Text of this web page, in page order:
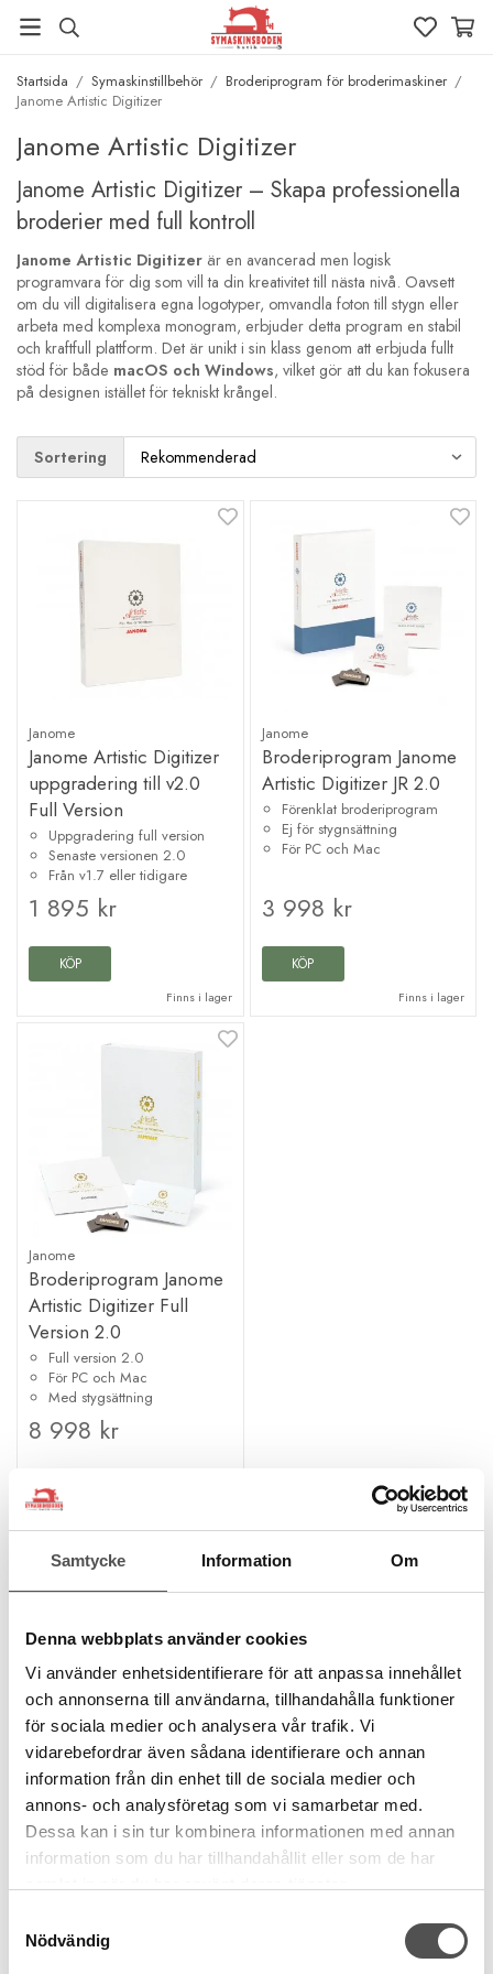
Samtycke Information Om
Denna webbplats använder cookies
Vi använder enhetsidentifierare för att anpassa innehållet
och annonserna till användarna, tillhandahålla funktioner
för sociala medier och analysera vår trafik. Vi
vidarebefordrar även sådana identifierare och annan
information från din enhet till de sociala medier och
annons- och analysföretag som vi samarbetar med.
Dessa kan i sin tur kombinera informationen med annan
information som du har tillhandahållit eller som de har
Nödvändig
Startsida / Symaskinstillbehör / Broderiprogram för broderimaskiner /
Janome Artistic Digitizer
Janome Artistic Digitizer
Janome Artistic Digitizer – Skapa professionella
broderier med full kontroll
Janome Artistic Digitizer är en avancerad men logisk
programvara för dig som vill ta din kreativitet till nästa nivå. Oavsett
om du vill digitalisera egna logotyper, omvandla foton till stygn eller
arbeta med komplexa monogram, erbjuder detta program en stabil
och kraftfull plattform. Det är unikt i sin klass genom att erbjuda fullt
stöd för både macOS och Windows, vilket gör att du kan fokusera
på designen istället för tekniskt krångel.
Sortering
Janome
Janome Artistic Digitizer
uppgradering till v2.0
Full Version
Uppgradering full version
Senaste versionen 2.0
Från v1.7 eller tidigare
1 895 kr
KÖP
Finns i lager
Janome
Broderiprogram Janome
Artistic Digitizer JR 2.0
Förenklat broderiprogram
Ej för stygnsättning
För PC och Mac
3 998 kr
KÖP
Finns i lager
Janome
Broderiprogram Janome
Artistic Digitizer Full
Version 2.0
Full version 2.0
För PC och Mac
Med stygsättning
8 998 kr
Varför välja Artistic Digitizer för din
Att investera i Artistic Digitizer innebär att du får tillgång till ett robust
verktyg byggt för precision. Programvaran är framtagen för att ge en
ärlig återgivning av hur din design kommer att se ut på tyget, vilket
sparar tid och minskar materialspill vid provsömnad.
Teknisk mångfald och stabilitet
Programmet är inte begränsat till enbart traditionellt broderi. Det är
en komplett designhubb som hanterar flera kreativa tekniker:
Vektorisering: Importera vektorgrafik och låt programmet
beräkna optimala stygnbanor med hög hastighet.
Specialeffekter:Utforska tekniker somPhotoStitchför
Multi-craft stöd:
Skapa filer för digitala skärmaskiner och